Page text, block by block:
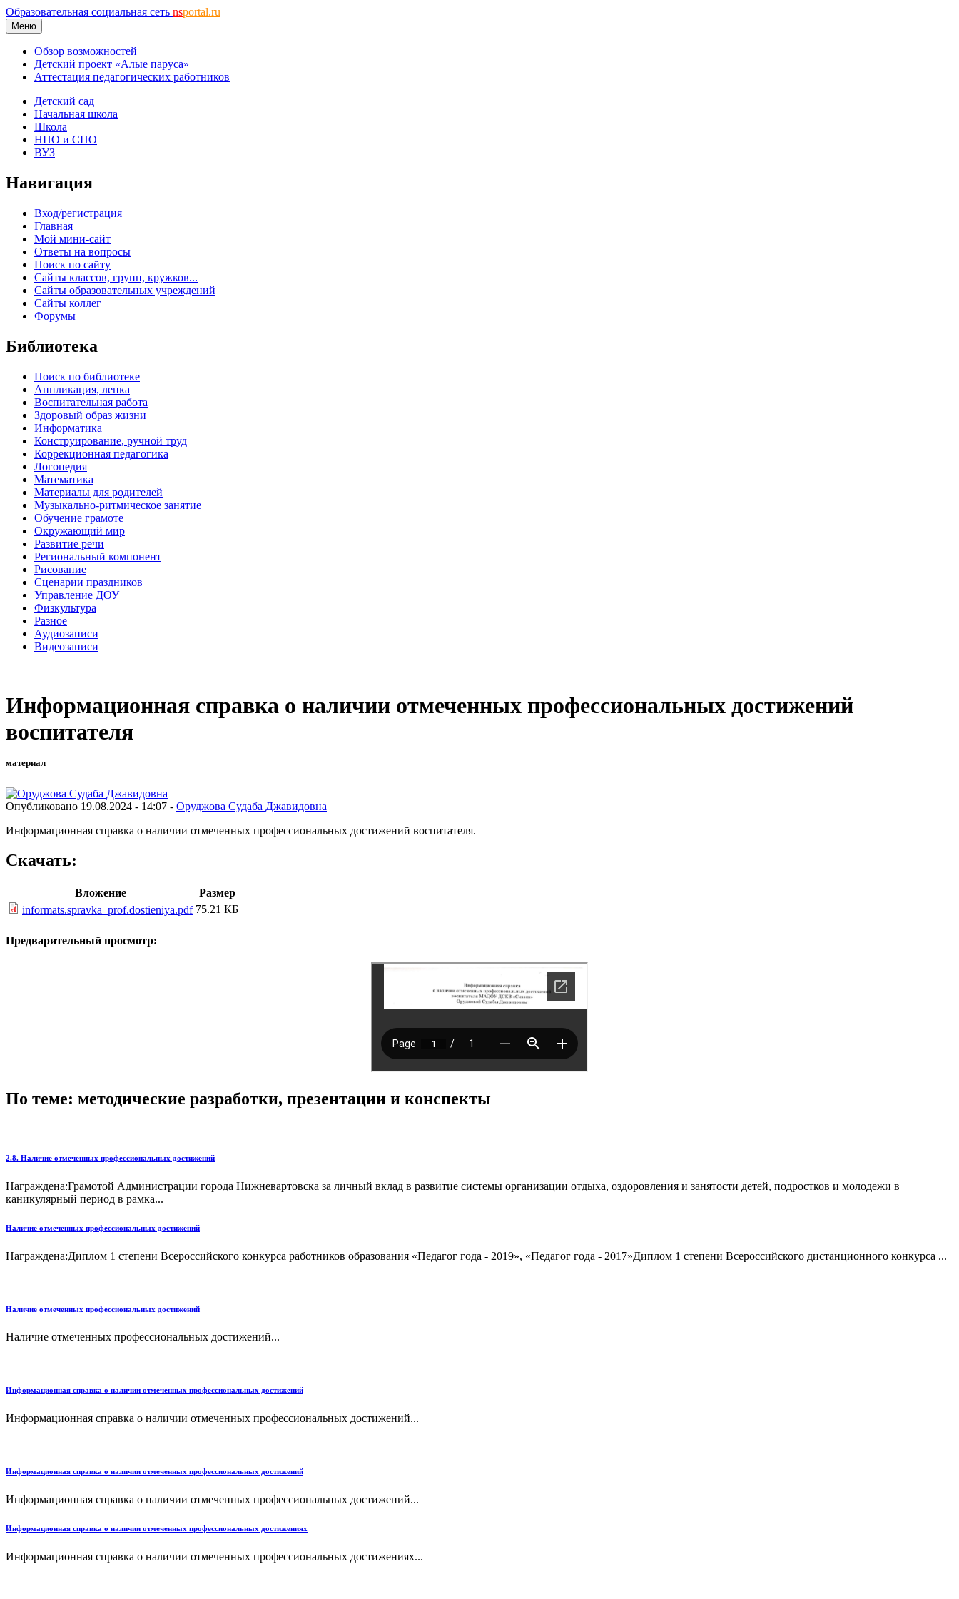
Образовательная социальная сеть nsportal.ru
Меню
Обзор возможностей
Детский проект «Алые паруса»
Аттестация педагогических работников
Детский сад
Начальная школа
Школа
НПО и СПО
ВУЗ
Навигация
Вход/регистрация
Главная
Мой мини-сайт
Ответы на вопросы
Поиск по сайту
Сайты классов, групп, кружков...
Сайты образовательных учреждений
Сайты коллег
Форумы
Библиотека
Поиск по библиотеке
Аппликация, лепка
Воспитательная работа
Здоровый образ жизни
Информатика
Конструирование, ручной труд
Коррекционная педагогика
Логопедия
Математика
Материалы для родителей
Музыкально-ритмическое занятие
Обучение грамоте
Окружающий мир
Развитие речи
Региональный компонент
Рисование
Сценарии праздников
Управление ДОУ
Физкультура
Разное
Аудиозаписи
Видеозаписи
Информационная справка о наличии отмеченных профессиональных достижений
воспитателя
материал
Опубликовано 19.08.2024 - 14:07 - Оруджова Судаба Джавидовна
Информационная справка о наличии отмеченных профессиональных достижений воспитателя.
Скачать:
Вложение
Размер
informats.spravka_prof.dostieniya.pdf 75.21 КБ
Предварительный просмотр:
По теме: методические разработки, презентации и конспекты
2.8. Наличие отмеченных профессиональных достижений
Награждена:Грамотой Администрации города Нижневартовска за личный вклад в развитие системы организации отдыха, оздоровления и занятости детей, подростков и молодежи в
каникулярный период в рамка...
Наличие отмеченных профессиональных достижений
Награждена:Диплом 1 степени Всероссийского конкурса работников образования «Педагог года - 2019», «Педагог года - 2017»Диплом 1 степени Всероссийского дистанционного конкурса ...
Наличие отмеченных профессиональных достижений
Наличие отмеченных профессиональных достижений...
Информационная справка о наличии отмеченных профессиональных достижений
Информационная справка о наличии отмеченных профессиональных достижений...
Информационная справка о наличии отмеченных профессиональных достижений
Информационная справка о наличии отмеченных профессиональных достижений...
Информационная справка о наличии отмеченных профессиональных достижениях
Информационная справка о наличии отмеченных профессиональных достижениях...